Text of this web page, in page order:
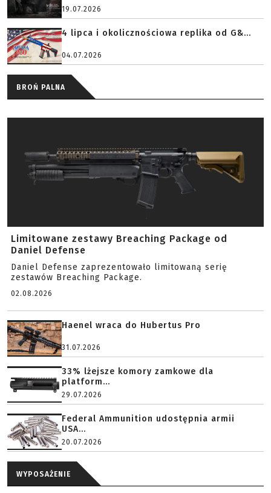
19.07.2026
4 lipca i okolicznościowa replika od G&...
04.07.2026
BROŃ PALNA
Limitowane zestawy Breaching Package od
Daniel Defense
Daniel Defense zaprezentowało limitowaną serię
zestawów Breaching Package.
02.08.2026
Haenel wraca do Hubertus Pro
31.07.2026
33% lżejsze komory zamkowe dla
platform...
29.07.2026
Federal Ammunition udostępnia armii
USA...
20.07.2026
WYPOSAŻENIE